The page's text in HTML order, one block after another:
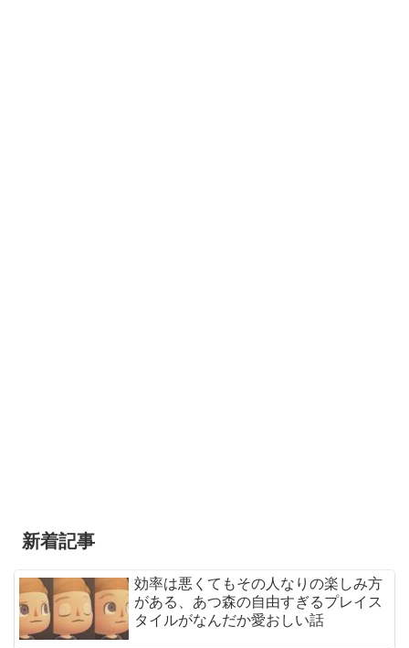
新着記事
効率は悪くてもその人なりの楽しみ方
がある、あつ森の自由すぎるプレイス
タイルがなんだか愛おしい話